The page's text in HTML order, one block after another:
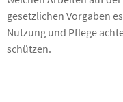
gesetzlichen Vorgaben
Nutzung und Pflege
schützen.